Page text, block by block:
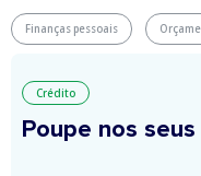
Finanças pessoais
Crédito
Poupe nos